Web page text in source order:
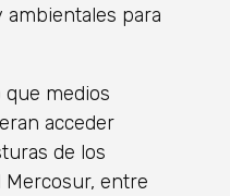
ambientales para
medios
acceder
de los
entre